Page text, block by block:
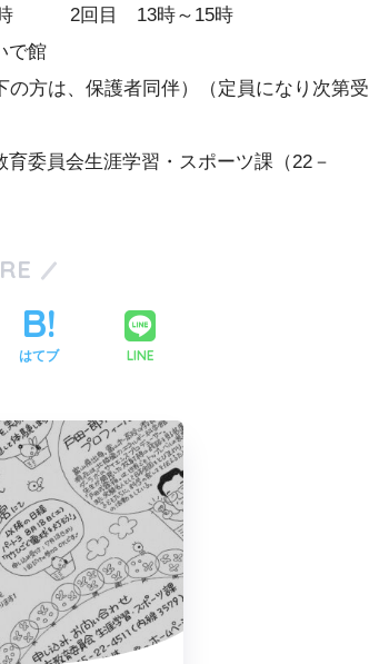
2回目 13時～15時
館
、保護者同伴）（定員になり次第受
委員会生涯学習・スポーツ課（22－
はてブ LINE